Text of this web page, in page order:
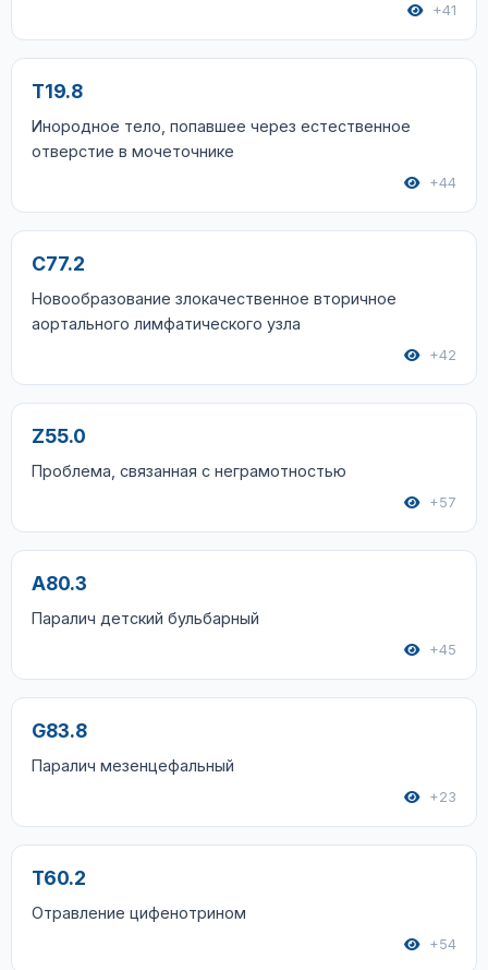
+41
T19.8
Инородное тело, попавшее через естественное
отверстие в мочеточнике
+44
C77.2
Новообразование злокачественное вторичное
аортального лимфатического узла
+42
Z55.0
Проблема, связанная с неграмотностью
+57
A80.3
Паралич детский бульбарный
+45
G83.8
Паралич мезенцефальный
+23
T60.2
Отравление цифенотрином
+54